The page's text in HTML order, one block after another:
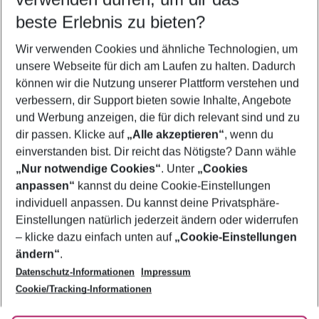
5-8 Nächte
2 Erwachsene Keine Kinder
Mehr Filter anzeigen
Footer
Footer navigation
Über uns
AGB
Bestpreisgarantie
Cookie-Einstellungen ändern
Cookie-Richtlinie
Agenturbetreuung
Barrierefreies Reisen
Folge uns
beste Erlebnis zu bieten?
Wir verwenden Cookies und ähnliche Technologien, um
unsere Webseite für dich am Laufen zu halten. Dadurch
können wir die Nutzung unserer Plattform verstehen und
verbessern, dir Support bieten sowie Inhalte, Angebote
und Werbung anzeigen, die für dich relevant sind und zu
dir passen. Klicke auf „Alle akzeptieren“, wenn du
einverstanden bist. Dir reicht das Nötigste? Dann wähle
„Nur notwendige Cookies“. Unter „Cookies
anpassen“ kannst du deine Cookie-Einstellungen
individuell anpassen. Du kannst deine Privatsphäre-
Einstellungen natürlich jederzeit ändern oder widerrufen
– klicke dazu einfach unten auf „Cookie-Einstellungen
ändern“.
Datenschutz-Informationen
Impressum
Cookie/Tracking-Informationen